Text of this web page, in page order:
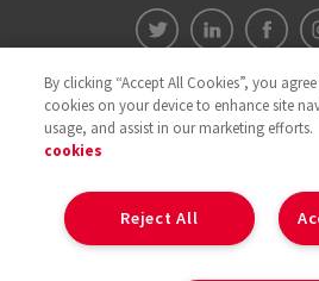
By clicking “Accept All Cookies”, you
cookies on your device to enhance site
usage, and assist in our marketing efforts.
cookies
Reject All